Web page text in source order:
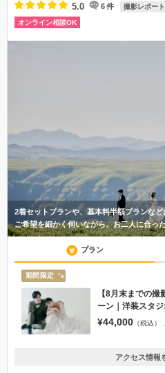
5.0 6件 撮影レポー
オンライン相談OK
2着セットプランや、基本料半額プランな
ご希望を細かく伺いながら、お二人に合っ
プラン
期間限定
【8月末までの
ーン｜洋装スタジ
¥44,000 （税込）
アクセス情報